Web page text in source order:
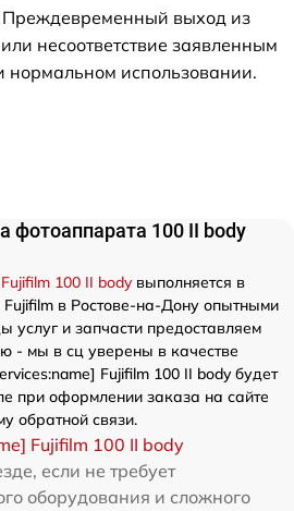
выход из
несоответствие заявленным
нормальном использовании.
фотоаппарата 100 II body
100 II bodyвыполняется в
в Ростове-на-Дону опытными
услуг и запчасти предоставляем
- мы в сц уверены в качестве
Fujifilm 100 II body будет
при оформлении заказа на сайте
обратной связи.
Fujifilm 100 II body
если не требует
оборудования и сложного